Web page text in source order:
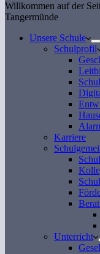
Willkommen auf der
Tangermünde
Unsere Schule
Schulprofil
Karriere
Unterricht